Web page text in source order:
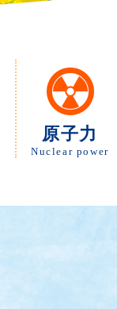
原子力
Nuclear power